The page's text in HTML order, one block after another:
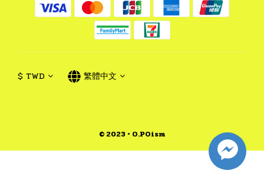
$ TWD 繁體中文
© 2023 • O.POism